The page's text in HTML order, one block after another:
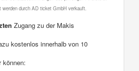
durch AD ticket GmbH verkauft.
Zugang zu der Makis
kostenlos innerhalb von 10
können: